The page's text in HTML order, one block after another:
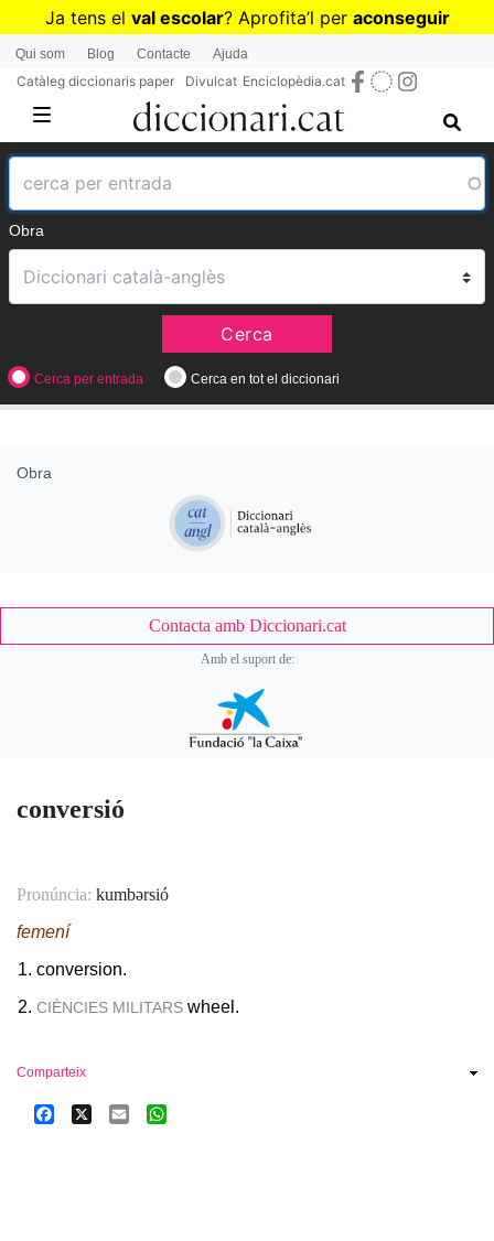
Vés
contingut
Ja tens el val escolar? Aprofita’l per aconseguir
diccionaris per a Primària o Secundària
Qui som Blog Contacte Ajuda
Catàleg diccionaris paper Divulcat Enciclopèdia.cat
Obra
Cerca
Cerca per entrada Cerca en tot el diccionari
conversió
Pronúncia: kumbərsió
femení
conversion.
CIÈNCIES MILITARS wheel.
Obra
Contacta amb Diccionari.cat
Amb el suport de:
Comparteix
Facebook Email